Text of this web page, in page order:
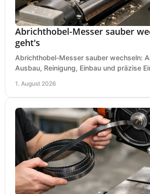
Abrichthobel-Messer sauber
geht's
Abrichthobel-Messer sauber wechseln:
Ausbau, Reinigung, Einbau und präzise
1. August 2026